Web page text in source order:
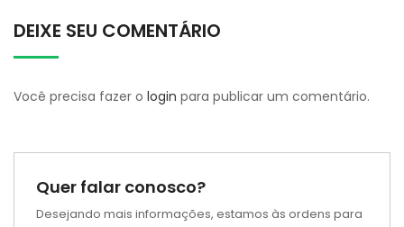
DEIXE SEU COMENTÁRIO
Você precisa fazer o login para publicar um comentário.
Quer falar conosco?
Desejando mais informações, estamos às ordens para